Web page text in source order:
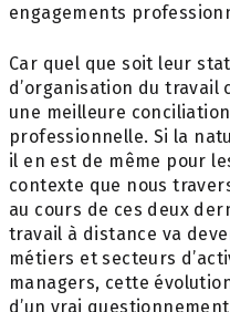
engagements
Car quel que soit leur
d’organisation du
une meilleure
professionnelle. Si la
il en est de même pour
contexte que nous
au cours de ces deux
travail à distance va
métiers et secteurs
managers, cette
d’un vrai